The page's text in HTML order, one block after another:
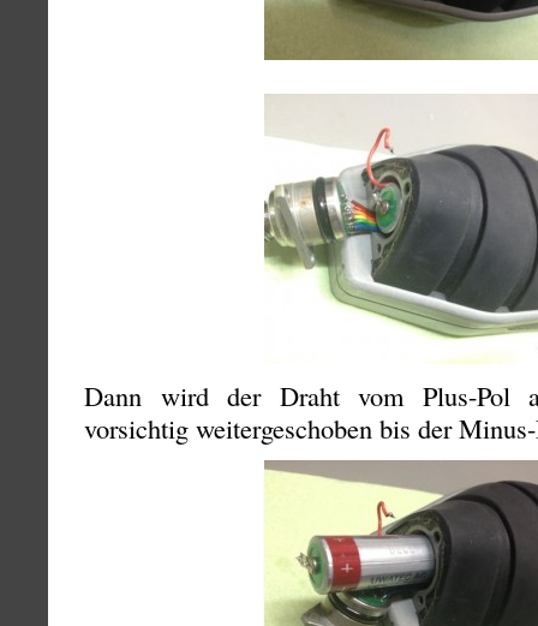
Dann wird der Draht vom Plus-Pol
vorsichtig weitergeschoben bis der